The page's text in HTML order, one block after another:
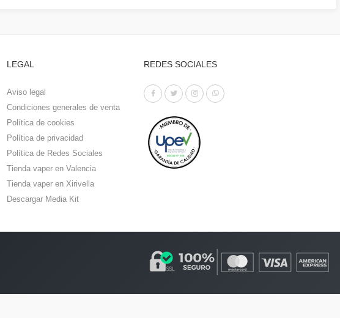
LEGAL
Aviso legal
Condiciones generales de venta
Política de cookies
Política de privacidad
Política de Redes Sociales
Tienda vaper en Valencia
Tienda vaper en Xirivella
Descargar Media Kit
REDES SOCIALES